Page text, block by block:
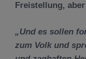
Freistellung,
„Und es sollen
zum Volk und